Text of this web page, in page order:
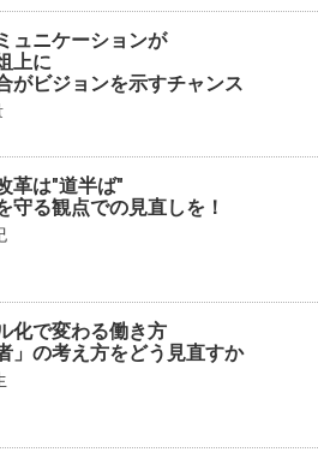
ュニケーションが
上に
がビジョンを示すチャンス
革は"道半ば"
守る観点での見直しを！
化で変わる働き方
」の考え方をどう見直すか